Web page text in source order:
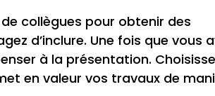
collègues pour obtenir des
d’inclure. Une fois que vous
à la présentation.
en valeur vos travaux de